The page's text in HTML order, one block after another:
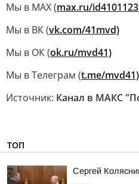
Мы в MAX (max.ru/
Мы в ВК (vk.com/41mvd)
Мы в ОК (ok.ru/mvd41)
Мы в Телеграм (t.me/mvd41)
Источник: Канал в МАКС
ТОП
Сергей